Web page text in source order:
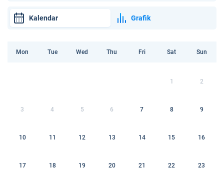
Kalendar Grafik
Mon Tue Wed Thu Fri Sat Sun
1 2
3 4 5 6 7 8 9
10 11 12 13 14 15 16
17 18 19 20 21 22 23